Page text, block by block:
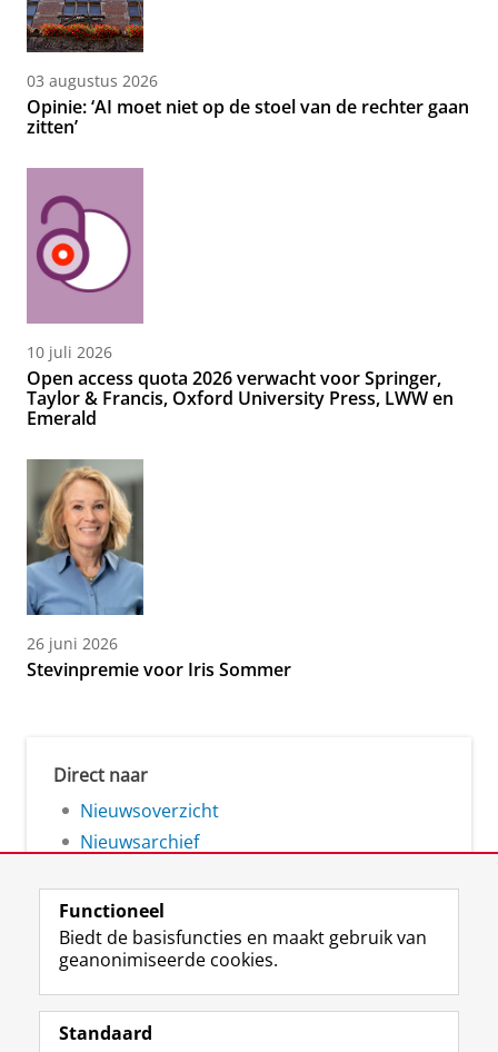
03 augustus 2026
Opinie: ‘AI moet niet op de stoel van de rechter gaan
zitten’
10 juli 2026
Open access quota 2026 verwacht voor Springer,
Taylor & Francis, Oxford University Press, LWW en
Emerald
26 juni 2026
Stevinpremie voor Iris Sommer
Direct naar
Nieuwsoverzicht
Nieuwsarchief
Volg de RUG
F
a
L
i
R
S
I
n
Y
o
Functioneel
Biedt de basisfuncties en maakt gebruik van
geanonimiseerde cookies.
Standaard